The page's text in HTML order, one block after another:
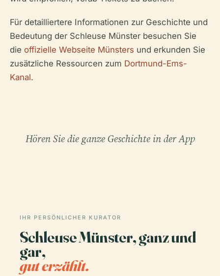
Für detailliertere Informationen zur Geschichte und
Bedeutung der Schleuse Münster besuchen Sie
die offizielle Webseite Münsters und erkunden Sie
zusätzliche Ressourcen zum Dortmund-Ems-
Kanal.
Hören Sie die ganze Geschichte in der App
IHR PERSÖNLICHER KURATOR
Schleuse Münster, ganz und
gar,
gut erzählt.